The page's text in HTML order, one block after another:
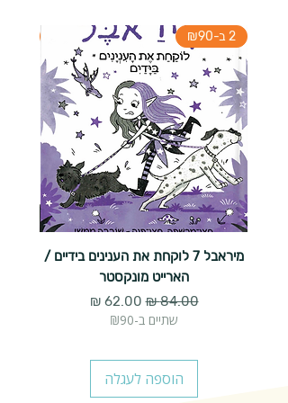
2 ב-₪90
מיראבל 7 לוקחת את הענינים בידיים /
הארייט מונקסטר
מחיר רגיל‏84.00 ‏₪ מחיר מבצע
שתיים ב-₪90
הוספה לעגלה